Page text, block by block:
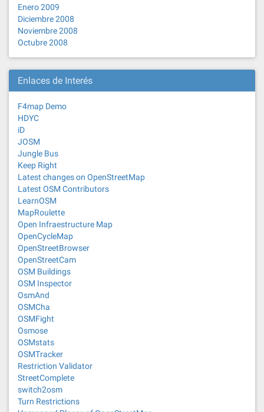
Enero 2009
Diciembre 2008
Noviembre 2008
Octubre 2008
Enlaces de Interés
F4map Demo
HDYC
iD
JOSM
Jungle Bus
Keep Right
Latest changes on OpenStreetMap
Latest OSM Contributors
LearnOSM
MapRoulette
Open Infraestructure Map
OpenCycleMap
OpenStreetBrowser
OpenStreetCam
OSM Buildings
OSM Inspector
OsmAnd
OSMCha
OSMFight
Osmose
OSMstats
OSMTracker
Restriction Validator
StreetComplete
switch2osm
Turn Restrictions